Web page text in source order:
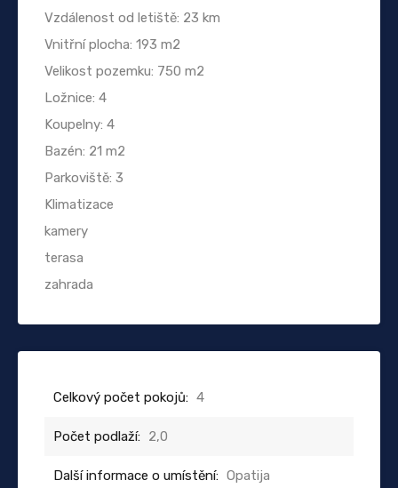
Vzdálenost od letiště: 23 km
Vnitřní plocha: 193 m2
Velikost pozemku: 750 m2
Ložnice: 4
Koupelny: 4
Bazén: 21 m2
Parkoviště: 3
Klimatizace
kamery
terasa
zahrada
Celkový počet pokojů: 4
Počet podlaží: 2,0
Další informace o umístění: Opatija